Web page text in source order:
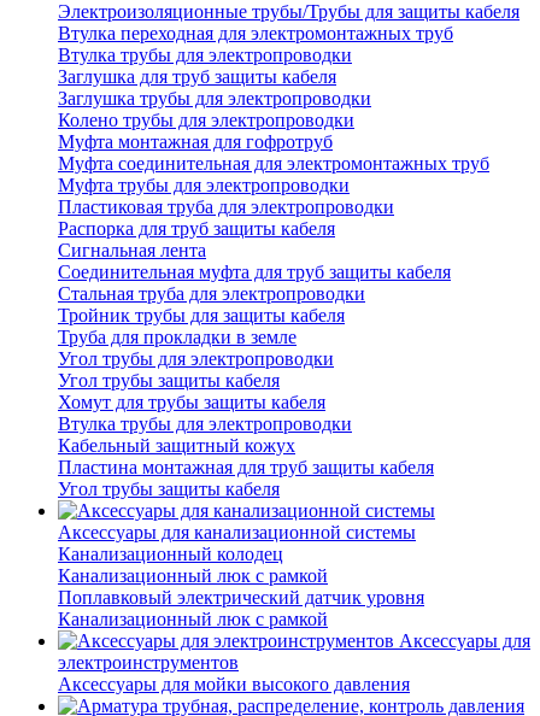
Электроизоляционные трубы/Трубы для защиты кабеля
Втулка переходная для электромонтажных труб
Втулка трубы для электропроводки
Заглушка для труб защиты кабеля
Заглушка трубы для электропроводки
Колено трубы для электропроводки
Муфта монтажная для гофротруб
Муфта соединительная для электромонтажных труб
Муфта трубы для электропроводки
Пластиковая труба для электропроводки
Распорка для труб защиты кабеля
Сигнальная лента
Соединительная муфта для труб защиты кабеля
Стальная труба для электропроводки
Тройник трубы для защиты кабеля
Труба для прокладки в земле
Угол трубы для электропроводки
Угол трубы защиты кабеля
Хомут для трубы защиты кабеля
Втулка трубы для электропроводки
Кабельный защитный кожух
Пластина монтажная для труб защиты кабеля
Угол трубы защиты кабеля
Аксессуары для канализационной системы
Канализационный колодец
Канализационный люк с рамкой
Поплавковый электрический датчик уровня
Канализационный люк с рамкой
Аксессуары для
электроинструментов
Аксессуары для мойки высокого давления